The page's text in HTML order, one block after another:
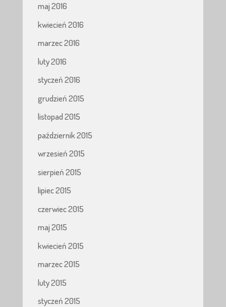
maj 2016
kwiecień 2016
marzec 2016
luty 2016
styczeń 2016
grudzień 2015
listopad 2015
październik 2015
wrzesień 2015
sierpień 2015
lipiec 2015
czerwiec 2015
maj 2015
kwiecień 2015
marzec 2015
luty 2015
styczeń 2015